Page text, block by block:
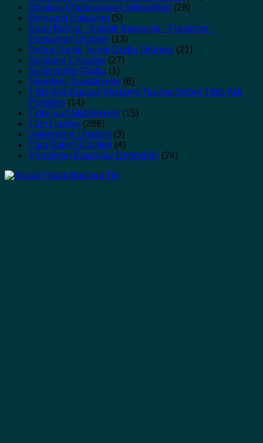
Otoskop Oftalmaskop Laringaskop (28)
Refakatçi Koltukları (5)
Sargı Bezleri - Elastik Bandajlar - Flasterler -
Pansuman Ürünleri (13)
Soğuk-Sıcak Terapi Grubu Ürünleri (21)
Solunum Cihazları (27)
Solüsyonlar Grubu (1)
Tekerlekli Sandalyeler (6)
Tıbbi Atık Kutuları Numune Taşıma Setleri Tıbbi Atık
Poşetleri (14)
Tıbbi Sarf Malzemeler (15)
Tüm Ürünler (286)
Veterinerlik Ürünleri (3)
Yara Bakım Ürünleri (4)
Yürüteçler Bastonlar Değnekler (24)